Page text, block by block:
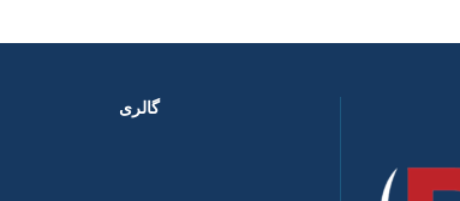
گالری